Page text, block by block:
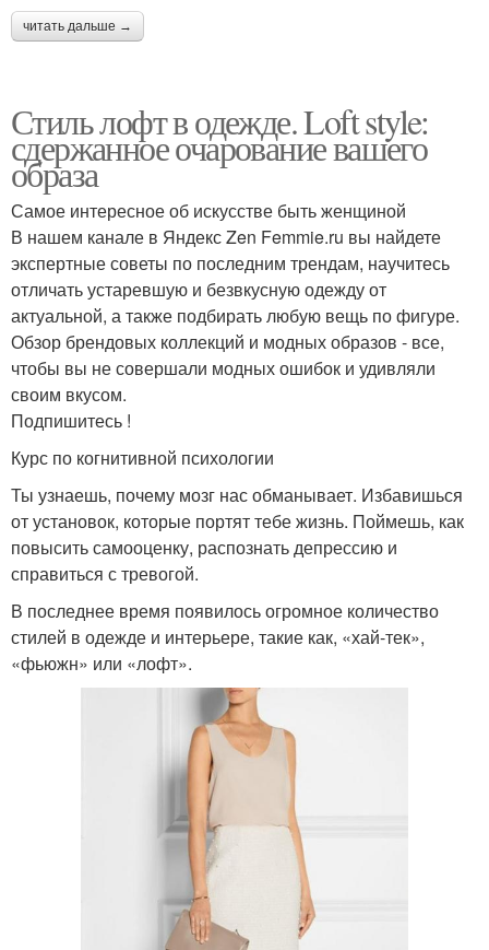
читать дальше →
Стиль лофт в одежде. Loft style:
сдержанное очарование вашего
образа
Самое интересное об искусстве быть женщиной
В нашем канале в Яндекс Zen Femmie.ru вы найдете
экспертные советы по последним трендам, научитесь
отличать устаревшую и безвкусную одежду от
актуальной, а также подбирать любую вещь по фигуре.
Обзор брендовых коллекций и модных образов - все,
чтобы вы не совершали модных ошибок и удивляли
своим вкусом.
Подпишитесь !
Курс по когнитивной психологии
Ты узнаешь, почему мозг нас обманывает. Избавишься
от установок, которые портят тебе жизнь. Поймешь, как
повысить самооценку, распознать депрессию и
справиться с тревогой.
В последнее время появилось огромное количество
стилей в одежде и интерьере, такие как, «хай-тек»,
«фьюжн» или «лофт».